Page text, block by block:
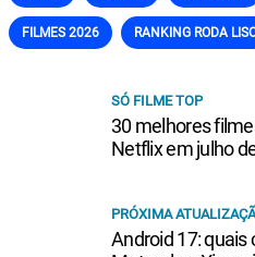
FILMES 2026 RANKING RODA
SÓ FILME TOP
30 melhores
Netflix em julho
PRÓXIMA
Android 17: quais